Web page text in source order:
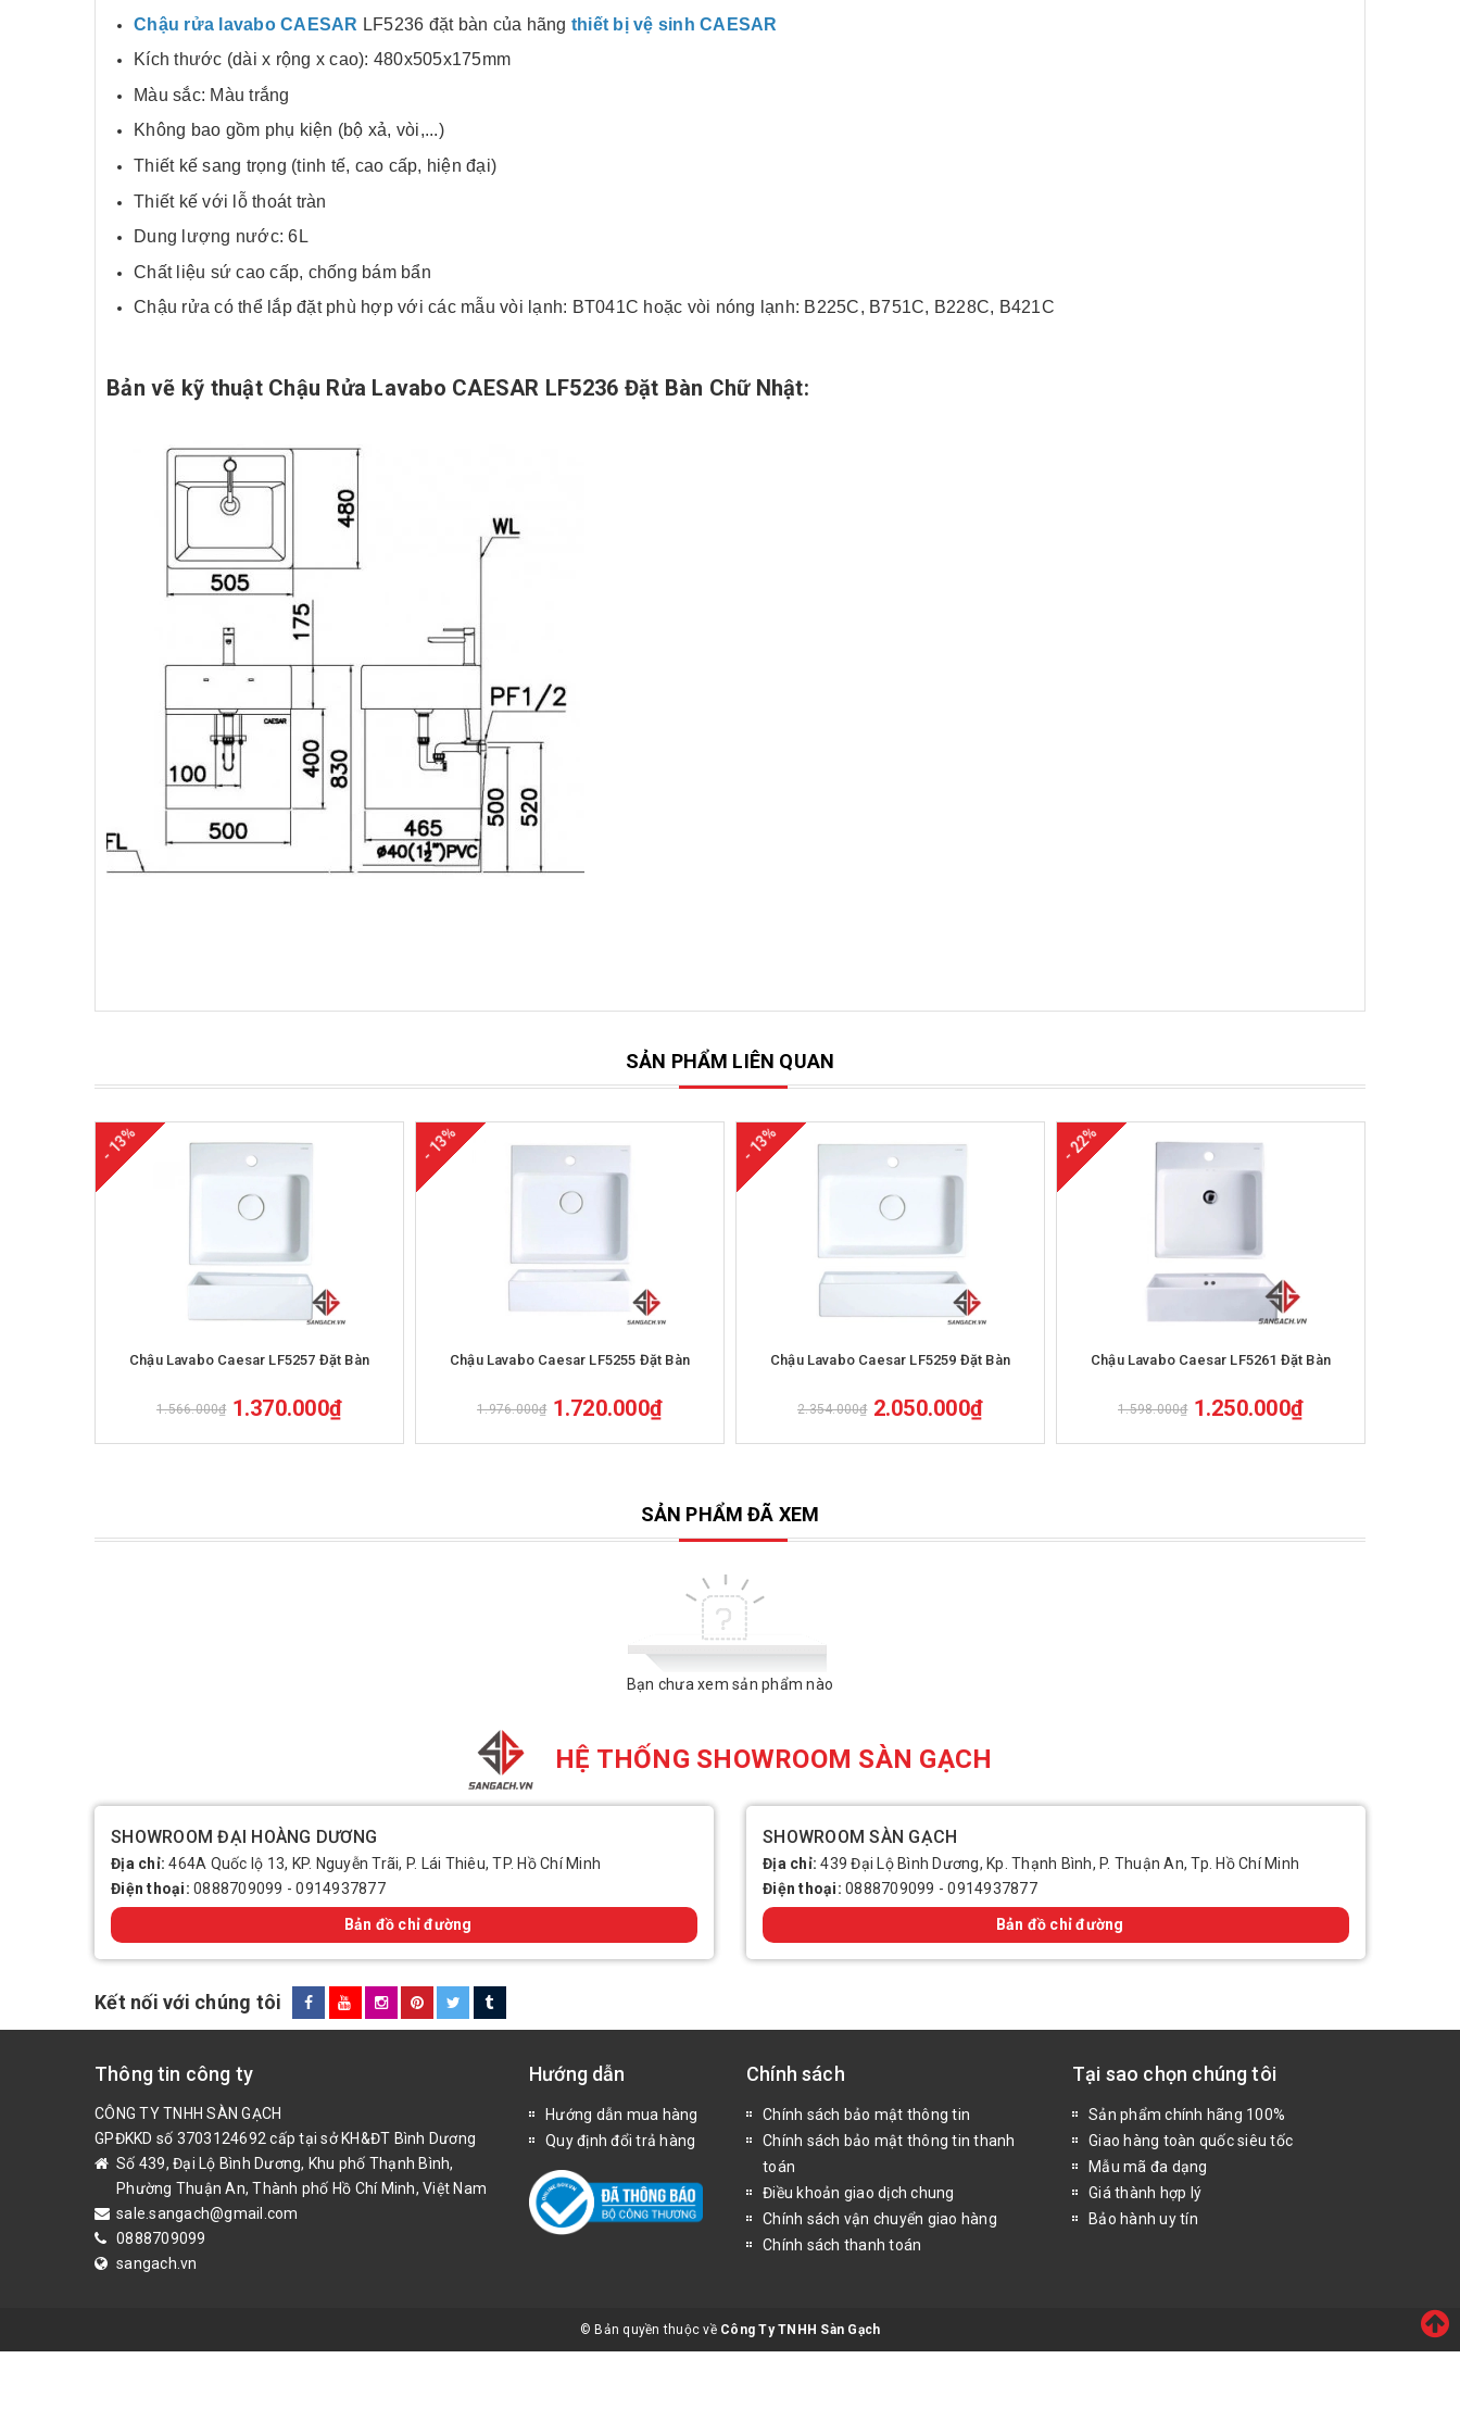
Chậu rửa lavabo CAESAR LF5236 đặt bàn của hãng thiết bị vệ sinh CAESAR
Kích thước (dài x rộng x cao): 480x505x175mm
Màu sắc: Màu trắng
Không bao gồm phụ kiện (bộ xả, vòi,...)
Thiết kế sang trọng (tinh tế, cao cấp, hiện đại)
Thiết kế với lỗ thoát tràn
Dung lượng nước: 6L
Chất liệu sứ cao cấp, chống bám bẩn
Chậu rửa có thể lắp đặt phù hợp với các mẫu vòi lạnh: BT041C hoặc vòi nóng lạnh: B225C, B751C, B228C, B421C
Bản vẽ kỹ thuật Chậu Rửa Lavabo CAESAR LF5236 Đặt Bàn Chữ Nhật:
SẢN PHẨM LIÊN QUAN
- 13%
Chậu Lavabo Caesar LF5257 Đặt Bàn
1.566.000₫ 1.370.000₫
- 13%
Chậu Lavabo Caesar LF5255 Đặt Bàn
1.976.000₫ 1.720.000₫
- 13%
Chậu Lavabo Caesar LF5259 Đặt Bàn
2.354.000₫ 2.050.000₫
- 22%
Chậu Lavabo Caesar LF5261 Đặt Bàn
1.598.000₫ 1.250.000₫
SẢN PHẨM ĐÃ XEM
Bạn chưa xem sản phẩm nào
HỆ THỐNG SHOWROOM SÀN GẠCH
SHOWROOM ĐẠI HOÀNG DƯƠNG
Địa chỉ:464A Quốc lộ 13, KP. Nguyễn Trãi, P. Lái Thiêu, TP. Hồ Chí Minh
Điện thoại: 0888709099 -0914937877
Bản đồ chỉ đường
SHOWROOM SÀN GẠCH
Địa chỉ:439 Đại Lộ Bình Dương, Kp. Thạnh Bình, P. Thuận An, Tp. Hồ Chí Minh
Điện thoại: 0888709099 -0914937877
Bản đồ chỉ đường
Kết nối với chúng tôi
Thông tin công ty
CÔNG TY TNHH SÀN GẠCH
GPĐKKD số 3703124692 cấp tại sở KH&ĐT Bình Dương
Số 439, Đại Lộ Bình Dương, Khu phố Thạnh Bình,
Phường Thuận An, Thành phố Hồ Chí Minh, Việt Nam
sale.sangach@gmail.com
0888709099
sangach.vn
Hướng dẫn
Hướng dẫn mua hàng
Quy định đổi trả hàng
Chính sách
Chính sách bảo mật thông tin
Chính sách bảo mật thông tin thanh
toán
Điều khoản giao dịch chung
Chính sách vận chuyển giao hàng
Chính sách thanh toán
Tại sao chọn chúng tôi
Sản phẩm chính hãng 100%
Giao hàng toàn quốc siêu tốc
Mẫu mã đa dạng
Giá thành hợp lý
Bảo hành uy tín
© Bản quyền thuộc về Công Ty TNHH Sàn Gạch